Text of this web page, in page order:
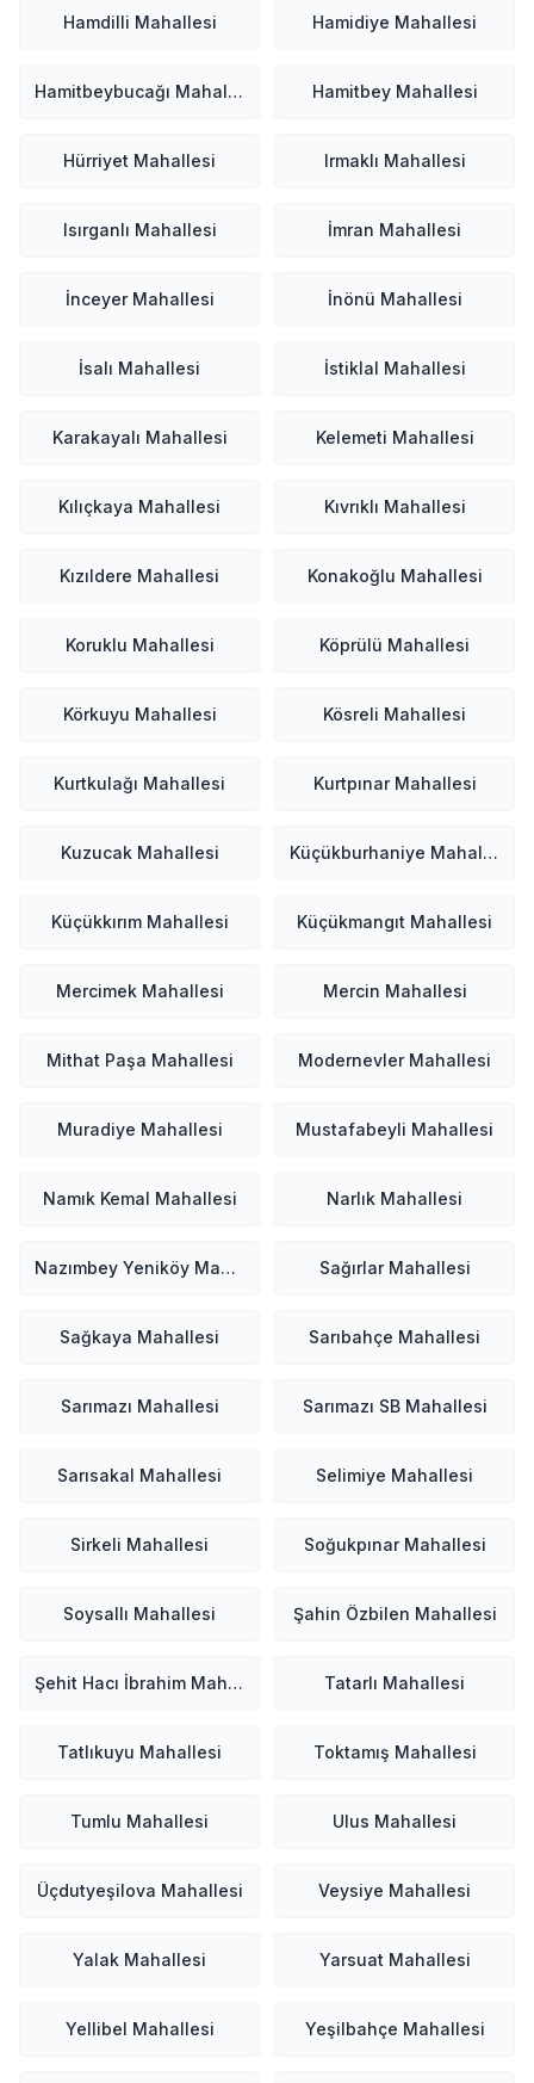
Hamdilli Mahallesi Hamidiye Mahallesi
Hamitbeybucağı Mahallesi Hamitbey Mahallesi
Hürriyet Mahallesi Irmaklı Mahallesi
Isırganlı Mahallesi İmran Mahallesi
İnceyer Mahallesi İnönü Mahallesi
İsalı Mahallesi İstiklal Mahallesi
Karakayalı Mahallesi Kelemeti Mahallesi
Kılıçkaya Mahallesi Kıvrıklı Mahallesi
Kızıldere Mahallesi Konakoğlu Mahallesi
Koruklu Mahallesi Köprülü Mahallesi
Körkuyu Mahallesi Kösreli Mahallesi
Kurtkulağı Mahallesi Kurtpınar Mahallesi
Kuzucak Mahallesi Küçükburhaniye Mahallesi
Küçükkırım Mahallesi Küçükmangıt Mahallesi
Mercimek Mahallesi Mercin Mahallesi
Mithat Paşa Mahallesi Modernevler Mahallesi
Muradiye Mahallesi Mustafabeyli Mahallesi
Namık Kemal Mahallesi Narlık Mahallesi
Nazımbey Yeniköy Mahallesi Sağırlar Mahallesi
Sağkaya Mahallesi Sarıbahçe Mahallesi
Sarımazı Mahallesi Sarımazı SB Mahallesi
Sarısakal Mahallesi Selimiye Mahallesi
Sirkeli Mahallesi Soğukpınar Mahallesi
Soysallı Mahallesi Şahin Özbilen Mahallesi
Şehit Hacı İbrahim Mahallesi Tatarlı Mahallesi
Tatlıkuyu Mahallesi Toktamış Mahallesi
Tumlu Mahallesi Ulus Mahallesi
Üçdutyeşilova Mahallesi Veysiye Mahallesi
Yalak Mahallesi Yarsuat Mahallesi
Yellibel Mahallesi Yeşilbahçe Mahallesi